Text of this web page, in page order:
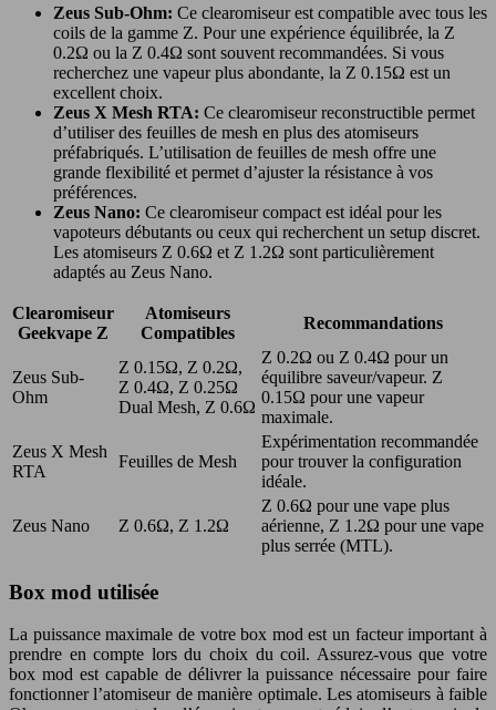
Zeus Sub-Ohm: Ce clearomiseur est compatible avec tous les
coils de la gamme Z. Pour une expérience équilibrée, la Z
0.2Ω ou la Z 0.4Ω sont souvent recommandées. Si vous
recherchez une vapeur plus abondante, la Z 0.15Ω est un
excellent choix.
Zeus X Mesh RTA: Ce clearomiseur reconstructible permet
d’utiliser des feuilles de mesh en plus des atomiseurs
préfabriqués. L’utilisation de feuilles de mesh offre une
grande flexibilité et permet d’ajuster la résistance à vos
préférences.
Zeus Nano: Ce clearomiseur compact est idéal pour les
vapoteurs débutants ou ceux qui recherchent un setup discret.
Les atomiseurs Z 0.6Ω et Z 1.2Ω sont particulièrement
adaptés au Zeus Nano.
Clearomiseur
Geekvape Z
Atomiseurs
Compatibles
Recommandations
Zeus Sub-
Ohm
Z 0.15Ω, Z 0.2Ω,
Z 0.4Ω, Z 0.25Ω
Dual Mesh, Z 0.6Ω
Z 0.2Ω ou Z 0.4Ω pour un
équilibre saveur/vapeur. Z
0.15Ω pour une vapeur
maximale.
Zeus X Mesh
RTA
Feuilles de Mesh
Expérimentation recommandée
pour trouver la configuration
idéale.
Zeus Nano Z 0.6Ω, Z 1.2Ω
Z 0.6Ω pour une vape plus
aérienne, Z 1.2Ω pour une vape
plus serrée (MTL).
Box mod utilisée
La puissance maximale de votre box mod est un facteur important à
prendre en compte lors du choix du coil. Assurez-vous que votre
box mod est capable de délivrer la puissance nécessaire pour faire
fonctionner l’atomiseur de manière optimale. Les atomiseurs à faible